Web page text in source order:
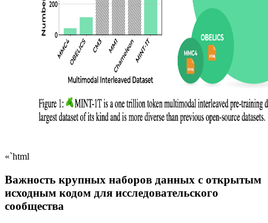
«`html
Важность крупных наборов данных с открытым
исходным кодом для исследовательского
сообщества